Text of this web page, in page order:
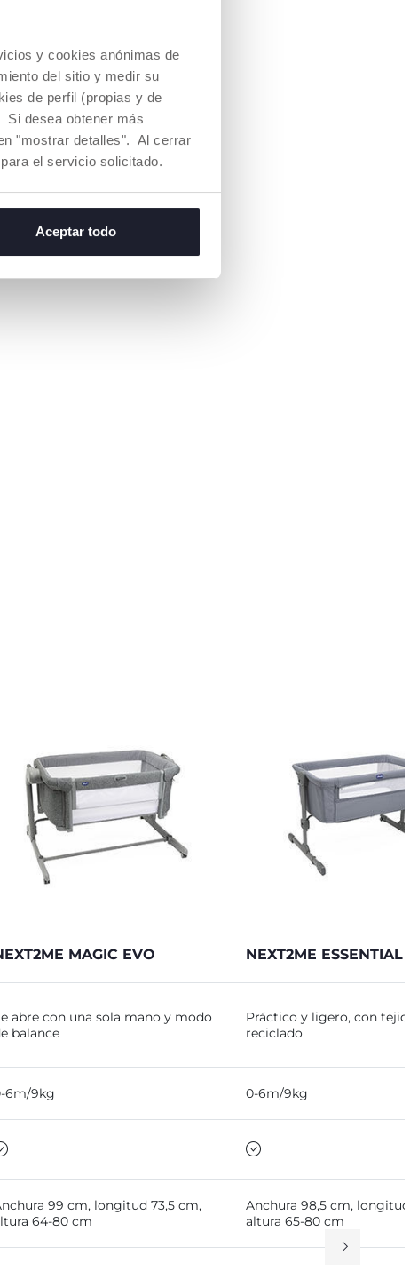
y cookies anónimas de
del sitio y medir su
de perfil (propias y de
desea obtener más
"mostrar detalles". Al cerrar
el servicio solicitado.
Aceptar todo
los laterales de la
realizados en
optimizan el flujo
lo que los niños y
fresco y ventilado.
MAGIC EVO NEXT2ME ESSENTIAL
abre con una sola mano y modo
balance
Práctico y ligero, con tejido
reciclado
6m/9kg 0-6m/9kg
99 cm, longitud 73,5 cm,
64-80 cm
Anchura 98,5 cm, longitud
altura 65-80 cm